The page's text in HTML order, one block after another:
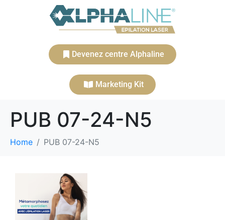
Devenez centre Alphaline
Marketing Kit
PUB 07-24-N5
Home PUB 07-24-N5